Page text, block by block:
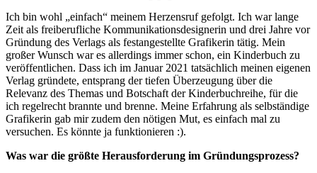
Ich bin wohl „einfach“ meinem Herzensruf gefolgt. Ich war lange
Zeit als freiberufliche Kommunikationsdesignerin und drei Jahre vor
Gründung des Verlags als festangestellte Grafikerin tätig. Mein
großer Wunsch war es allerdings immer schon, ein Kinderbuch zu
veröffentlichen. Dass ich im Januar 2021 tatsächlich meinen eigenen
Verlag gründete, entsprang der tiefen Überzeugung über die
Relevanz des Themas und Botschaft der Kinderbuchreihe, für die
ich regelrecht brannte und brenne. Meine Erfahrung als selbständige
Grafikerin gab mir zudem den nötigen Mut, es einfach mal zu
versuchen. Es könnte ja funktionieren :).
Was war die größte Herausforderung im Gründungsprozess?